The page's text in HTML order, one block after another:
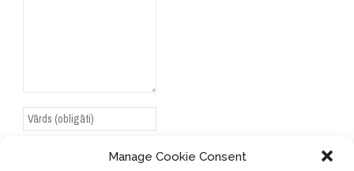
Manage Cookie Consent